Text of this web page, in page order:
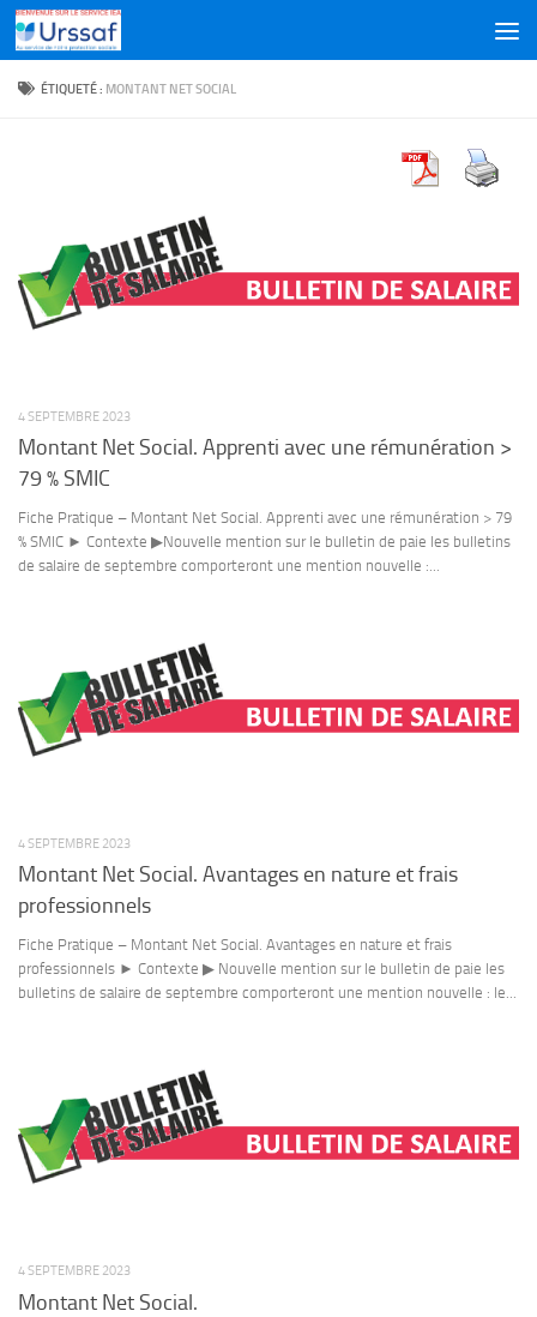
Skip to content
ÉTIQUETÉ : MONTANT NET SOCIAL
4 SEPTEMBRE 2023
Montant Net Social. Apprenti avec une rémunération >
79 % SMIC
Fiche Pratique – Montant Net Social. Apprenti avec une rémunération > 79
% SMIC ► Contexte ▶Nouvelle mention sur le bulletin de paie les bulletins
de salaire de septembre comporteront une mention nouvelle :...
4 SEPTEMBRE 2023
Montant Net Social. Avantages en nature et frais
professionnels
Fiche Pratique – Montant Net Social. Avantages en nature et frais
professionnels ► Contexte ▶ Nouvelle mention sur le bulletin de paie les
bulletins de salaire de septembre comporteront une mention nouvelle : le...
4 SEPTEMBRE 2023
Montant Net Social.